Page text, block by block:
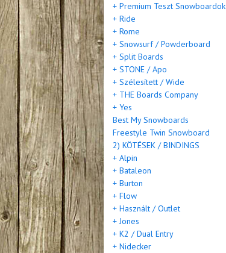
+ Premium Teszt Snowboardok
+ Ride
+ Rome
+ Snowsurf / Powderboard
+ Split Boards
+ STONE / Apo
+ Szélesített / Wide
+ THE Boards Company
+ Yes
Best My Snowboards
Freestyle Twin Snowboard
2) KÖTÉSEK / BINDINGS
+ Alpin
+ Bataleon
+ Burton
+ Flow
+ Használt / Outlet
+ Jones
+ K2 / Dual Entry
+ Nidecker